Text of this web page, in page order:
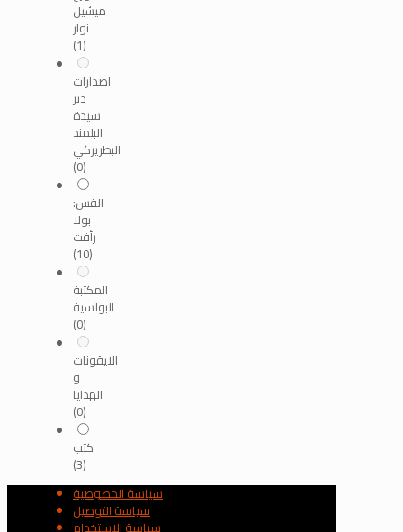
ميشيل
نوار
(1)
اصدارات
دير
سيدة
البلمند
البطريركي
(0)
القس:
بولا
رأفت
(10)
المكتبة
البولسية
(0)
الايقونات
و
الهدايا
(0)
كتب
(3)
سياسة الخصوصية
سياسة التوصيل
سياسة الاستخدام